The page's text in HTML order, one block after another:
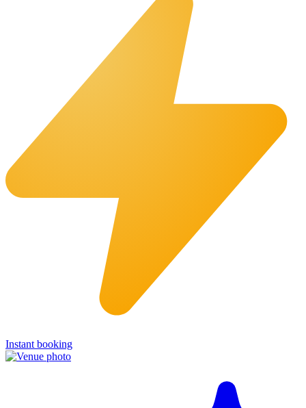
Instant booking